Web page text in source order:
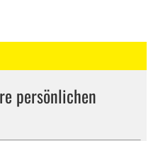
persönlichen